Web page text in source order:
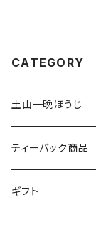
CATEGORY
土山一晩ほうじ
土山一晩ほうじ 木
土山一晩ほうじ 路
ティーバック商品
緑茶のティーバック
ギフト